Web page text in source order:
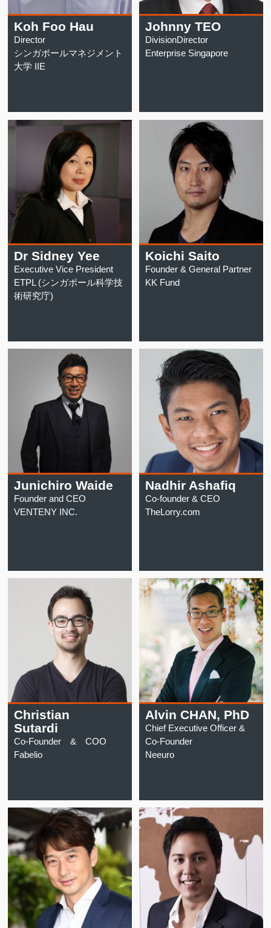
Koh Foo Hau
Director
シンガポールマネジメント
大学 IIE
Johnny TEO
DivisionDirector
Enterprise Singapore
Dr Sidney Yee
Executive Vice President
ETPL (シンガポール科学技
術研究庁)
Koichi Saito
Founder & General Partner
KK Fund
Junichiro Waide
Founder and CEO
VENTENY INC.
Nadhir Ashafiq
Co-founder & CEO
TheLorry.com
Christian
Sutardi
Co-Founder & COO
Fabelio
Alvin CHAN, PhD
Chief Executive Officer &
Co-Founder
Neeuro